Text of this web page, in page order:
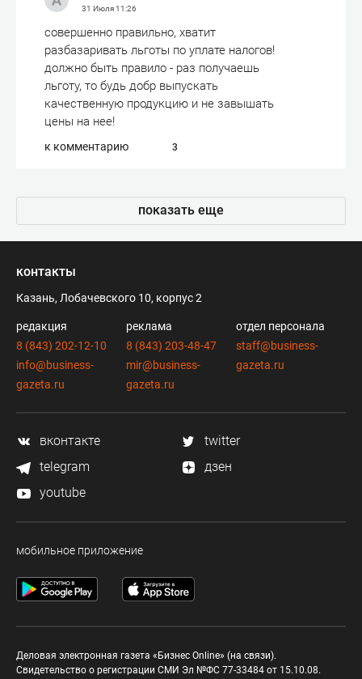
31 Июля11:26
совершенно правильно, хватит
разбазаривать льготы по уплате налогов!
должно быть правило - раз получаешь
льготу, то будь добр выпускать
качественную продукцию и не завышать
цены на нее!
к комментарию 3
показать еще
контакты
Казань, Лобачевского 10, корпус 2
редакция
8 (843) 202-12-10
info@business-
gazeta.ru
реклама
8 (843) 203-48-47
mir@business-
gazeta.ru
отдел персонала
staff@business-
gazeta.ru
вконтакте
twitter
telegram
дзен
youtube
мобильное приложение
Деловая электронная газета «Бизнес Online» (на связи).
Свидетельство о регистрации СМИ Эл №ФС 77-33484 от 15.10.08.